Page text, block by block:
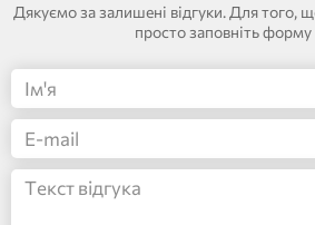
Дякуємо за залишені відгуки. Для того,
просто заповніть